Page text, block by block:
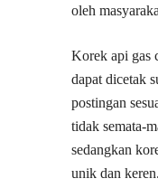
oleh
Korek api gas
dapat dicetak
postingan
tidak semata-
sedangkan
unik dan